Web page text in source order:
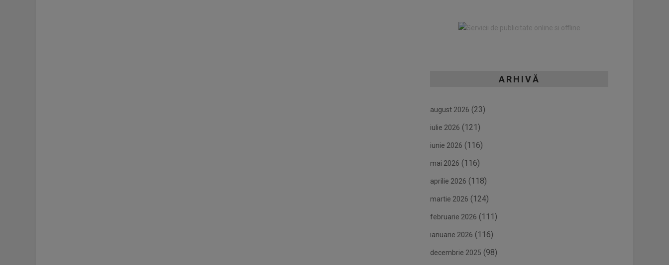
ARHIVĂ
august 2026 (23)
iulie 2026 (121)
iunie 2026 (116)
mai 2026 (116)
aprilie 2026 (118)
martie 2026 (124)
februarie 2026 (111)
ianuarie 2026 (116)
decembrie 2025 (98)